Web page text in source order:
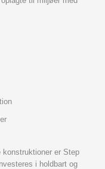
konstruktioner er Step
i holdbart og